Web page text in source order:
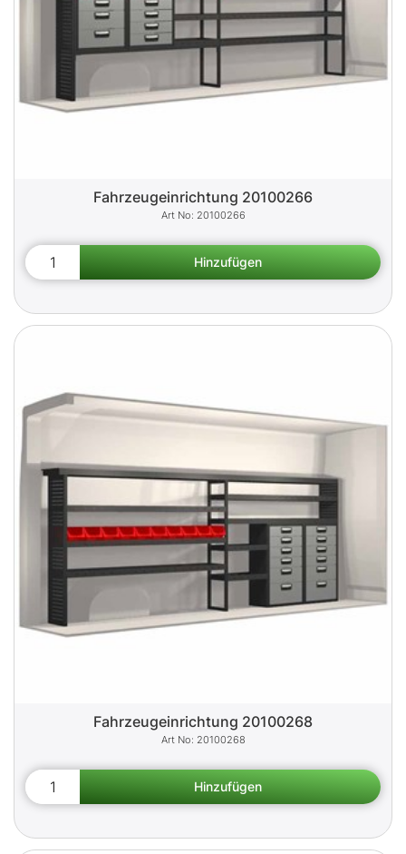
Fahrzeugeinrichtung 20100266
20100266
Fahrzeugeinrichtung 20100268
20100268